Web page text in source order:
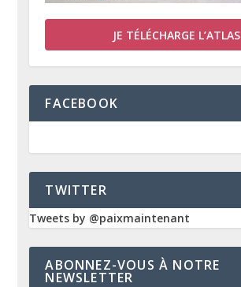
JE TÉLÉCHARGE L’ATLAS
FACEBOOK
TWITTER
Tweets by @paixmaintenant
ABONNEZ-VOUS À NOTRE
NEWSLETTER